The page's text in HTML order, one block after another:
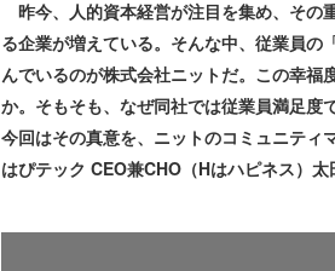
昨今、人的資本経営が注目を集め、その
る企業が増えている。そんな中、従業員
んでいるのが株式会社ニットだ。この幸
か。そもそも、なぜ同社では従業員満足度
今回はその真意を、ニットのコミュニティ
はぴテック CEO兼CHO（Hはハピネス）